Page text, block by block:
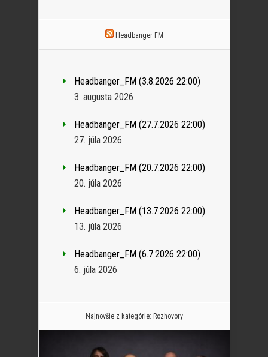
Headbanger FM
Headbanger_FM (3.8.2026 22:00)
3. augusta 2026
Headbanger_FM (27.7.2026 22:00)
27. júla 2026
Headbanger_FM (20.7.2026 22:00)
20. júla 2026
Headbanger_FM (13.7.2026 22:00)
13. júla 2026
Headbanger_FM (6.7.2026 22:00)
6. júla 2026
Najnovšie z kategórie: Rozhovory